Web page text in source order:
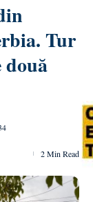
Tur
2 Min Read